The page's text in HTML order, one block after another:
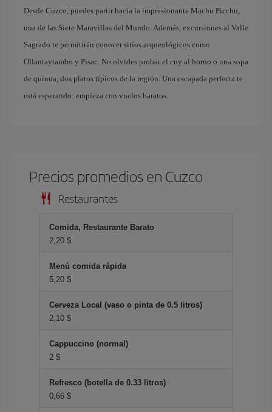
Desde Cuzco, puedes partir hacia la impresionante Machu Picchu,
una de las Siete Maravillas del Mundo. Además, excursiones al Valle
Sagrado te permitirán conocer sitios arqueológicos como
Ollantaytambo y Pisac. No olvides probar el cuy al horno o una sopa
de quinua, dos platos típicos de la región. Una escapada perfecta te
está esperando: empieza con vuelos baratos.
Precios promedios en Cuzco
Restaurantes
Comida, Restaurante Barato
2,20 $
Menú comida rápida
5,20 $
Cerveza Local (vaso o pinta de 0.5 litros)
2,10 $
Cappuccino (normal)
2 $
Refresco (botella de 0.33 litros)
0,66 $